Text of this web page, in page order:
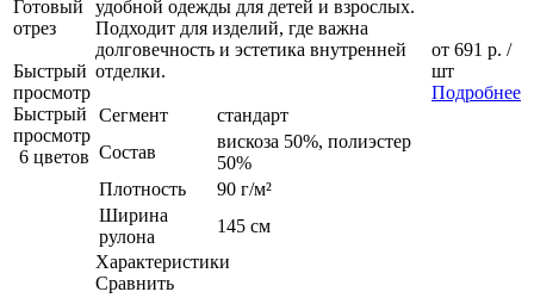
Готовый
отрез
Быстрый
просмотр
Быстрый
просмотр
6 цветов
удобной одежды для детей и взрослых.
Подходит для изделий, где важна
долговечность и эстетика внутренней
отделки.
Сегмент
стандарт
Состав
вискоза 50%, полиэстер
50%
Плотность
90 г/м²
Ширина
рулона
145 см
Характеристики
Сравнить
от 691 р. /
шт
Подробнее